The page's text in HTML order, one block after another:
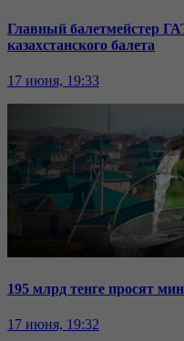
Главный балетмейстер
казахстанского балета
17 июня, 19:33
195 млрд тенге просят
17 июня, 19:32